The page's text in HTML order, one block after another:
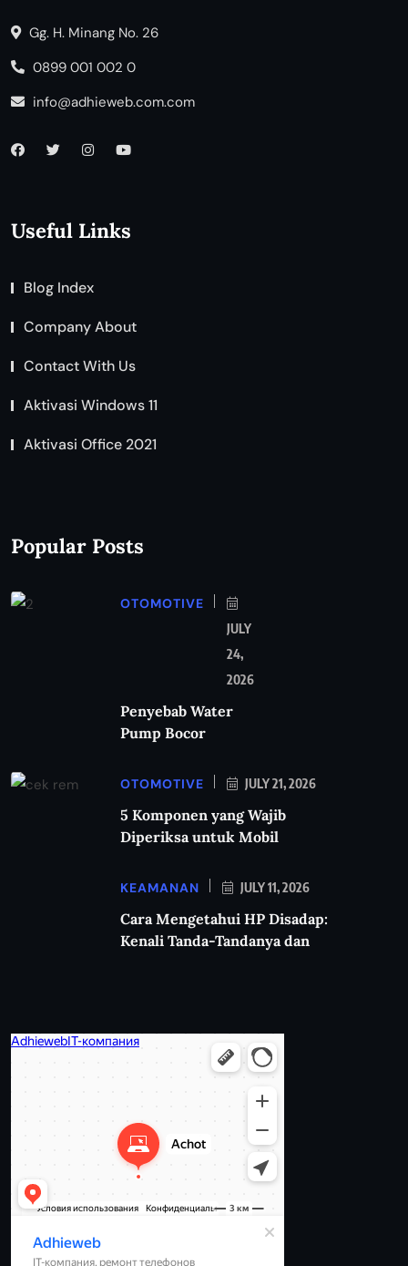
Gg. H. Minang No. 26
0899 001 002 0
info@adhieweb.com.com
Useful Links
Blog Index
Company About
Contact With Us
Aktivasi Windows 11
Aktivasi Office 2021
Popular Posts
OTOMOTIVE
JULY
24,
2026
Penyebab Water
Pump Bocor
OTOMOTIVE JULY 21, 2026
5 Komponen yang Wajib
Diperiksa untuk Mobil
KEAMANAN JULY 11, 2026
Cara Mengetahui HP Disadap:
Kenali Tanda-Tandanya dan